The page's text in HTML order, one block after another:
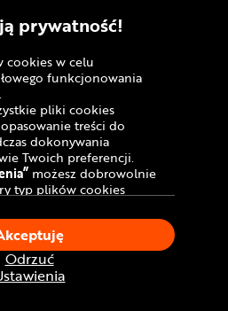
rowerów nie są
przez producentów
zabieg -
dobierają
wg własnych
o pełnym
dostępna jest w opisie,
danego
i w karcie
prywatność!
cookies w celu
funkcjonowania
pliki cookies
treści do
dokonywania
Twoich preferencji.
możesz dobrowolnie
typ plików cookies
, wyrażasz zgodę na
zgodnie z ustawieniami
możesz dokonać
klikając opcję
Odrzuć